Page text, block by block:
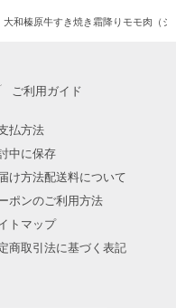
大和榛原牛すき焼き霜降りモモ肉（
ご利用ガイド
払方法
中に保存
け方法配送料について
ポンのご利用方法
トマップ
商取引法に基づく表記